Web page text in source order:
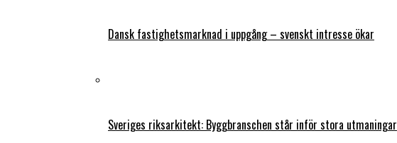
Dansk fastighetsmarknad i uppgång – svenskt intresse ökar
Sveriges riksarkitekt: Byggbranschen står inför stora utmaningar